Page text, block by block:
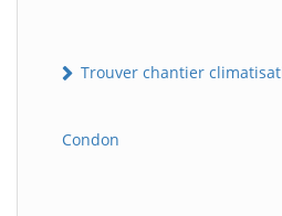
Trouver chantier
Condon